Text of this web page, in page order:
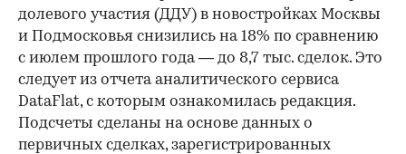
долевого участия (ДДУ) в новостройках Москвы
и Подмосковья снизились на 18% по сравнению
с июлем прошлого года — до 8,7 тыс. сделок. Это
следует из отчета аналитического сервиса
DataFlat, с которым ознакомилась редакция.
Подсчеты сделаны на основе данных о
первичных сделках, зарегистрированных